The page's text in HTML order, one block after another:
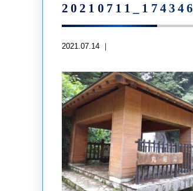
20210711_174346
2021.07.14 ｜